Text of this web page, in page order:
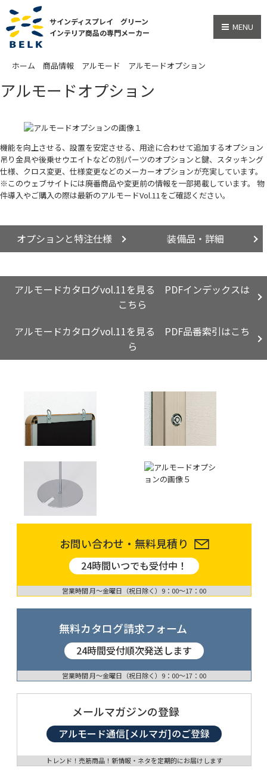
サインディスプレイ グリーン
インテリア商品の専門メーカー
MENU
ホーム 商品情報 アルモード アルモードオプション
アルモードオプション
機能を向上させる、設置を安定させる、用途に合わせて追加するオプション
吊り金具や後乗せウエイトなどの別パーツのオプションと鍵、スタッキング
仕様、クロス変更、仕様変更などのメーカーオプションが充実しています。
※このウェブサイトには廃番商品や変更前の情報を一部掲載しています。 物
件導入やご購入の際は最新のアルモードVol.11をご確認ください。
オプションと特注仕様 装備品・詳細
アルモードカタログvol.11を見る PDFインデックスは
こちら
アルモードカタログvol.11を見る PDF品番索引はこち
ら
お問い合わせ・無料見積り
24時間いつでも受付中！
営業時間 月〜金曜日（祝日除く）9：00〜17：00
無料カタログ請求フォーム
24時間受付順次発送します
営業時間 月〜金曜日（祝日除く）9：00〜17：00
メールマガジンの登録
アルモード通信[メルマガ]のご登録
トレンド！売筋商品！新情報・ネタを定期的にお届けします